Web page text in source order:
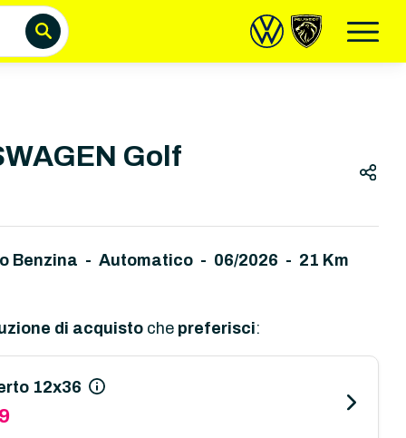
Golf
Benzina - Automatico - 06/2026 - 21 Km
di acquisto che preferisci:
12x36